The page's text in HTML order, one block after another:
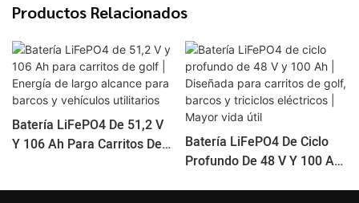
Productos Relacionados
Batería LiFePO4 De 51,2 V
Y 106 Ah Para Carritos De
Batería LiFePO4 De Ciclo
Profundo De 48 V Y 100 Ah